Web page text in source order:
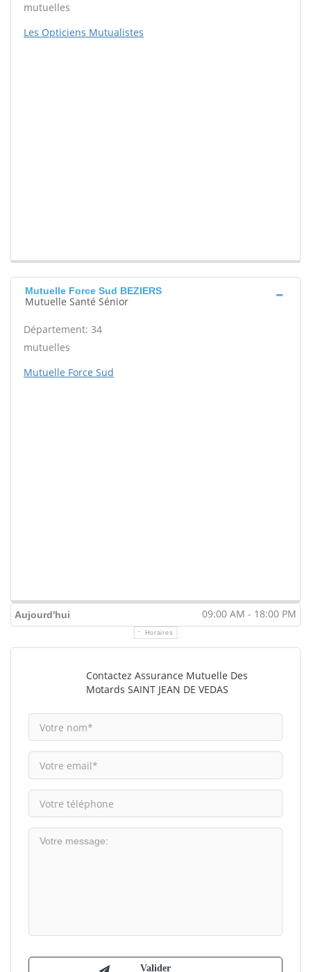
mutuelles
Les Opticiens Mutualistes
Mutuelle Force Sud BEZIERS
Mutuelle Santé Sénior
Département: 34
mutuelles
Mutuelle Force Sud
Aujourd'hui 09:00 AM - 18:00 PM
Horaires
Contactez Assurance Mutuelle Des
Motards SAINT JEAN DE VEDAS